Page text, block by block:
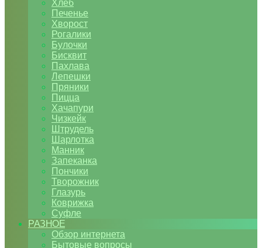
Хлеб
Печенье
Хворост
Рогалики
Булочки
Бисквит
Пахлава
Лепешки
Пряники
Пицца
Хачапури
Чизкейк
Штрудель
Шарлотка
Манник
Запеканка
Пончики
Творожник
Глазурь
Коврижка
Суфле
РАЗНОЕ
Обзор интернета
Бытовые вопросы